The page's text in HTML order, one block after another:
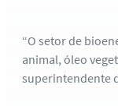
“O setor de
animal, óleo
superintendente